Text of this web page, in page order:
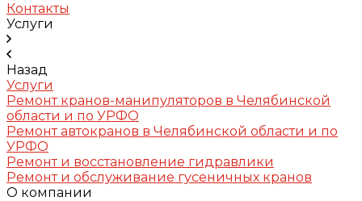
Контакты
Услуги
Назад
Услуги
Ремонт кранов-манипуляторов в Челябинской
области и по УРФО
Ремонт автокранов в Челябинской области и по
УРФО
Ремонт и восстановление гидравлики
Ремонт и обслуживание гусеничных кранов
О компании